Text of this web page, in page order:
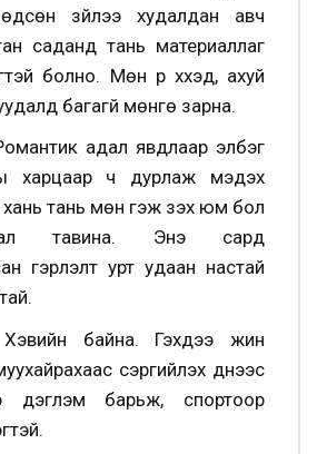
зүйлээ худалдан авч
саданд тань материаллаг
болно. Мөн үр хүүхэд, ахуй
багагүй мөнгө зарна.
адал явдлаар элбэг
харцаар ч дурлаж мэдэх
хань тань мөн гэж үзэх юм бол
тавина. Энэ сард
гэрлэлт урт удаан настай
Хэвийн байна. Гэхдээ жин
сэргийлэх үүднээс
дэглэм барьж, спортоор